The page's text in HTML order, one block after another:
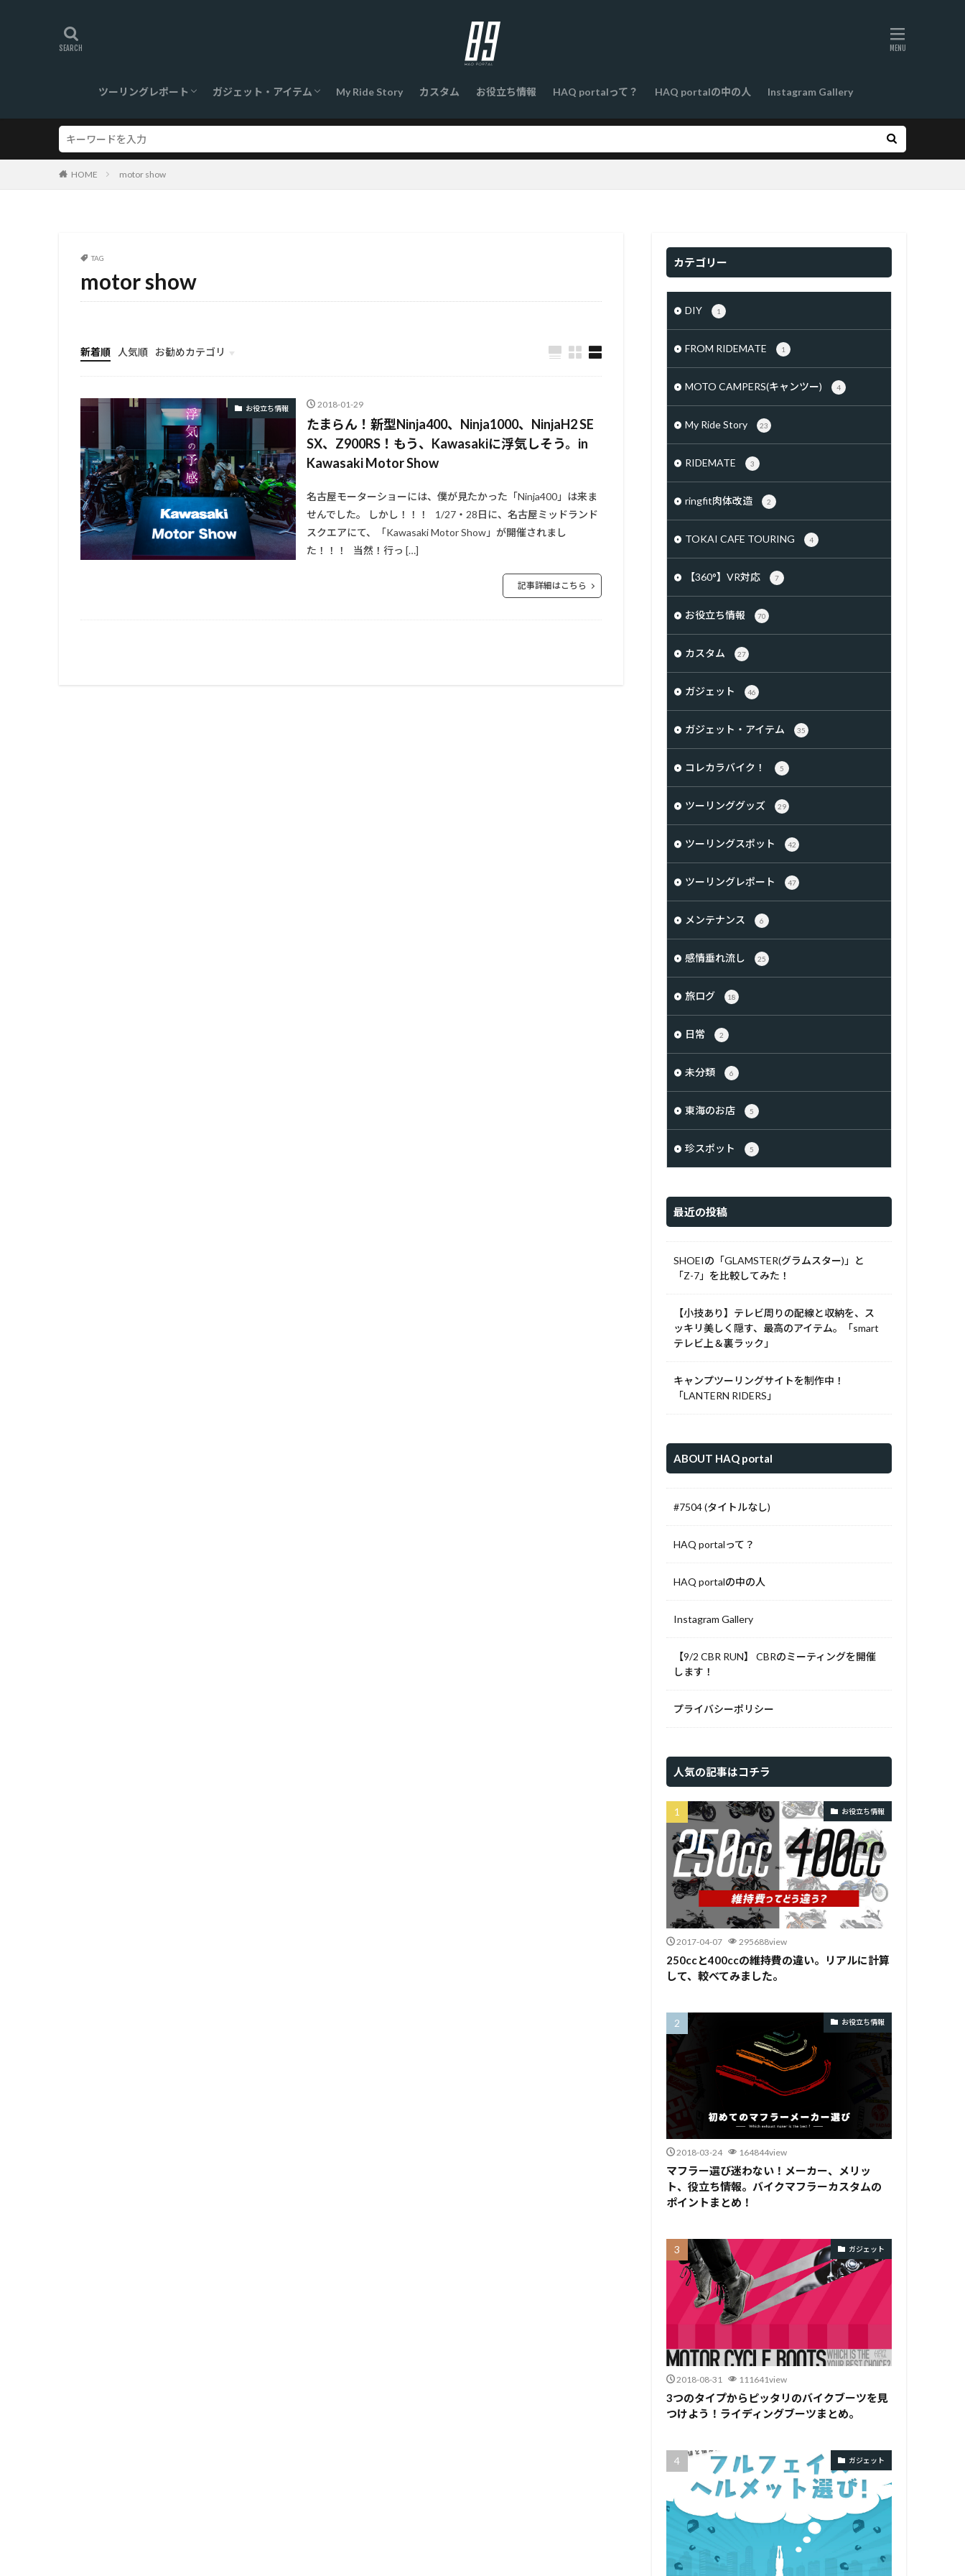
ツーリングレポート
旅ログ
ツーリングスポット
【360°】VR対応
ガジェット・アイテム
ツーリンググッズ
ガジェット
My Ride Story カスタム お役立ち情報 HAQ portalって？ HAQ portalの中の人 Instagram Gallery
HOME motor show
TAG
motor show
新着順 人気順
お勧めカテゴリ
TOP
お役立ち情報 2018-01-29
たまらん！新型Ninja400、Ninja1000、NinjaH2 SE
SX、Z900RS！もう、Kawasakiに浮気しそう。in
Kawasaki Motor Show
名古屋モーターショーには、僕が見たかった「Ninja400」は来ま
せんでした。 しかし！！！ 1/27・28日に、名古屋ミッドランド
スクエアにて、「Kawasaki Motor Show」が開催されまし
た！！！ 当然！行っ […]
記事詳細はこちら
カテゴリー
DIY 1
FROM RIDEMATE 1
MOTO CAMPERS(キャンツー) 4
My Ride Story 23
RIDEMATE 3
ringfit肉体改造 2
TOKAI CAFE TOURING 4
【360°】VR対応 7
お役立ち情報 70
カスタム 27
ガジェット 46
ガジェット・アイテム 35
コレカラバイク！ 5
ツーリンググッズ 29
ツーリングスポット 42
ツーリングレポート 47
メンテナンス 6
感情垂れ流し 25
旅ログ 18
日常 2
未分類 6
東海のお店 5
珍スポット 5
最近の投稿
SHOEIの「GLAMSTER(グラムスター)」と
「Z-7」を比較してみた！
【小技あり】テレビ周りの配線と収納を、ス
ッキリ美しく隠す、最高のアイテム。「smart
テレビ上＆裏ラック」
キャンプツーリングサイトを制作中！
「LANTERN RIDERS」
ABOUT HAQ portal
#7504 (タイトルなし)
HAQ portalって？
HAQ portalの中の人
Instagram Gallery
【9/2 CBR RUN】 CBRのミーティングを開催
します！
プライバシーポリシー
人気の記事はコチラ
お役立ち情報
2017-04-07 295688view
250ccと400ccの維持費の違い。リアルに計算
して、較べてみました。
お役立ち情報
2018-03-24 164844view
マフラー選び迷わない！メーカー、メリッ
ト、役立ち情報。バイクマフラーカスタムの
ポイントまとめ！
ガジェット
2018-08-31 111641view
3つのタイプからピッタリのバイクブーツを見
つけよう！ライディングブーツまとめ。
ガジェット